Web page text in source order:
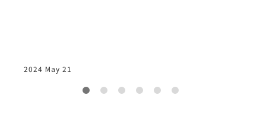
2024 May 21